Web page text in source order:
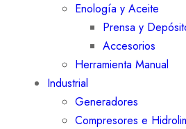
Enología y Aceite
Prensa y
Accesorios
Herramienta Manual
Industrial
Generadores
Compresores e